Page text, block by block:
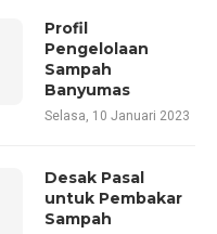
Profil
Pengelolaan
Sampah
Banyumas
Selasa, 10 Januari 2023
Desak Pasal
untuk Pembakar
Sampah